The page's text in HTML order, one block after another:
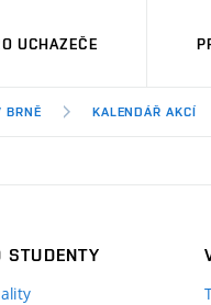
UCHAZEČE
BRNĚ KALENDÁŘ AKCÍ
STUDENTY